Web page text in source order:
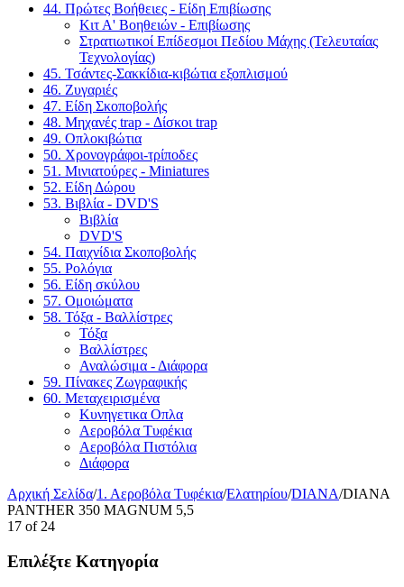
44. Πρώτες Βοήθειες - Είδη Επιβίωσης
Κιτ Α' Βοηθειών - Επιβίωσης
Στρατιωτικοί Επίδεσμοι Πεδίου Μάχης (Τελευταίας
Τεχνολογίας)
45. Τσάντες-Σακκίδια-κιβώτια εξοπλισμού
46. Ζυγαριές
47. Είδη Σκοποβολής
48. Μηχανές trap - Δίσκοι trap
49. Οπλοκιβώτια
50. Χρονογράφοι-τρίποδες
51. Μινιατούρες - Miniatures
52. Είδη Δώρου
53. Βιβλία - DVD'S
Βιβλία
DVD'S
54. Παιχνίδια Σκοποβολής
55. Ρολόγια
56. Είδη σκύλου
57. Ομοιώματα
58. Τόξα - Βαλλίστρες
Τόξα
Βαλλίστρες
Αναλώσιμα - Διάφορα
59. Πίνακες Ζωγραφικής
60. Μεταχειρισμένα
Κυνηγετικα Οπλα
Αεροβόλα Τυφέκια
Αεροβόλα Πιστόλια
Διάφορα
Αρχική Σελίδα/1. Αεροβόλα Τυφέκια/Ελατηρίου/DIANA/DIANA
PANTHER 350 MAGNUM 5,5
17 of 24
Επιλέξτε Κατηγορία